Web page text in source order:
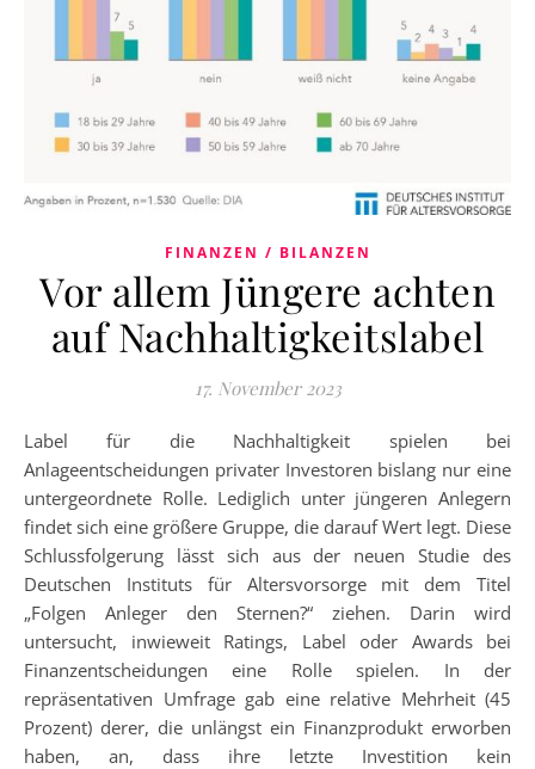
FINANZEN / BILANZEN
Vor allem Jüngere achten
auf Nachhaltigkeitslabel
17. November 2023
Label für die Nachhaltigkeit spielen bei
Anlageentscheidungen privater Investoren bislang nur eine
untergeordnete Rolle. Lediglich unter jüngeren Anlegern
findet sich eine größere Gruppe, die darauf Wert legt. Diese
Schlussfolgerung lässt sich aus der neuen Studie des
Deutschen Instituts für Altersvorsorge mit dem Titel
„Folgen Anleger den Sternen?“ ziehen. Darin wird
untersucht, inwieweit Ratings, Label oder Awards bei
Finanzentscheidungen eine Rolle spielen. In der
repräsentativen Umfrage gab eine relative Mehrheit (45
Prozent) derer, die unlängst ein Finanzprodukt erworben
haben, an, dass ihre letzte Investition kein